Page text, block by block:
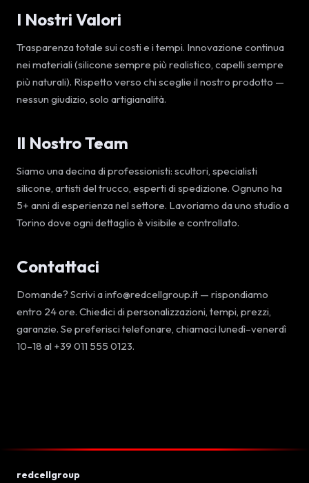
I Nostri Valori
Trasparenza totale sui costi e i tempi. Innovazione continua
nei materiali (silicone sempre più realistico, capelli sempre
più naturali). Rispetto verso chi sceglie il nostro prodotto —
nessun giudizio, solo artigianalità.
Il Nostro Team
Siamo una decina di professionisti: scultori, specialisti
silicone, artisti del trucco, esperti di spedizione. Ognuno ha
5+ anni di esperienza nel settore. Lavoriamo da uno studio a
Torino dove ogni dettaglio è visibile e controllato.
Contattaci
Domande? Scrivi a info@redcellgroup.it — rispondiamo
entro 24 ore. Chiedici di personalizzazioni, tempi, prezzi,
garanzie. Se preferisci telefonare, chiamaci lunedì–venerdì
10–18 al +39 011 555 0123.
redcellgroup